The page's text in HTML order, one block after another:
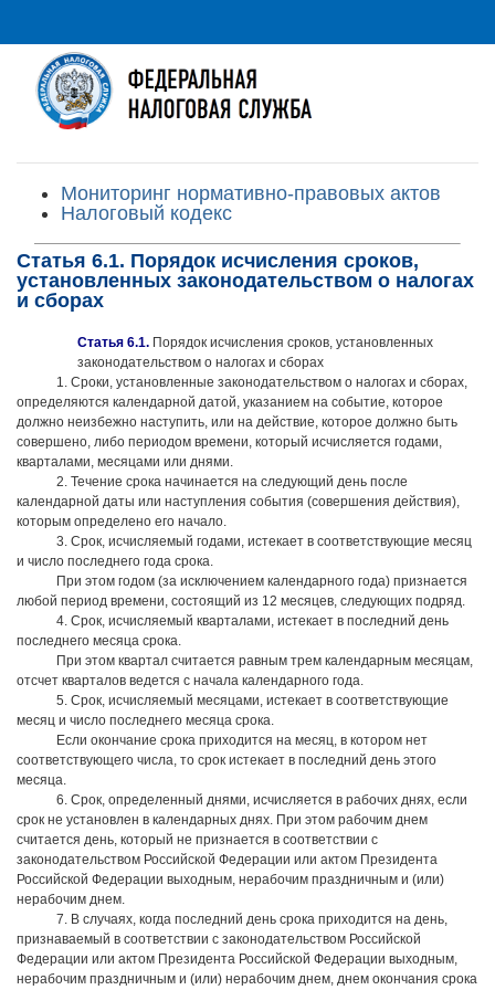
Мониторинг нормативно-правовых актов
Налоговый кодекс
Статья 6.1. Порядок исчисления сроков,
установленных законодательством о налогах
и сборах
Статья 6.1. Порядок исчисления сроков, установленных
законодательством о налогах и сборах
1. Сроки, установленные законодательством о налогах и сборах,
определяются календарной датой, указанием на событие, которое
должно неизбежно наступить, или на действие, которое должно быть
совершено, либо периодом времени, который исчисляется годами,
кварталами, месяцами или днями.
2. Течение срока начинается на следующий день после
календарной даты или наступления события (совершения действия),
которым определено его начало.
3. Срок, исчисляемый годами, истекает в соответствующие месяц
и число последнего года срока.
При этом годом (за исключением календарного года) признается
любой период времени, состоящий из 12 месяцев, следующих подряд.
4. Срок, исчисляемый кварталами, истекает в последний день
последнего месяца срока.
При этом квартал считается равным трем календарным месяцам,
отсчет кварталов ведется с начала календарного года.
5. Срок, исчисляемый месяцами, истекает в соответствующие
месяц и число последнего месяца срока.
Если окончание срока приходится на месяц, в котором нет
соответствующего числа, то срок истекает в последний день этого
месяца.
6. Срок, определенный днями, исчисляется в рабочих днях, если
срок не установлен в календарных днях. При этом рабочим днем
считается день, который не признается в соответствии с
законодательством Российской Федерации или актом Президента
Российской Федерации выходным, нерабочим праздничным и (или)
нерабочим днем.
7. В случаях, когда последний день срока приходится на день,
признаваемый в соответствии с законодательством Российской
Федерации или актом Президента Российской Федерации выходным,
нерабочим праздничным и (или) нерабочим днем, днем окончания срока